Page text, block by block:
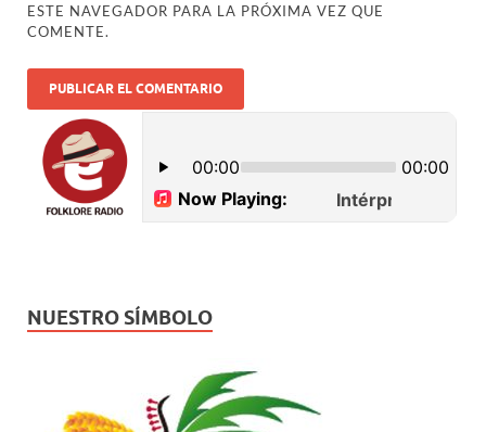
ESTE NAVEGADOR PARA LA PRÓXIMA VEZ QUE
COMENTE.
NUESTRO SÍMBOLO